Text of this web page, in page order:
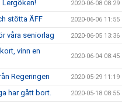
Lergöken! 2020-06-08 08:29
stötta ÄFF 2020-06-06 11:55
våra seniorlag 2020-06-05 13:36
vinn en
2020-06-04 08:45
Regeringen 2020-05-29 11:19
har gått bort. 2020-05-18 08:55